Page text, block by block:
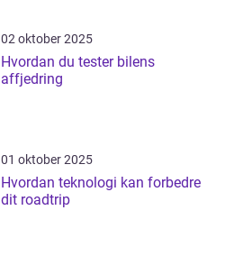
02 oktober 2025
Hvordan du tester bilens
affjedring
01 oktober 2025
Hvordan teknologi kan forbedre
dit roadtrip